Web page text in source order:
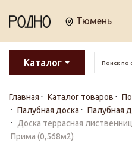
Тюмень
Каталог
Главная Каталог товаров
Палубная доска
Палубная
Доска террасная
Прима (0,568м2)